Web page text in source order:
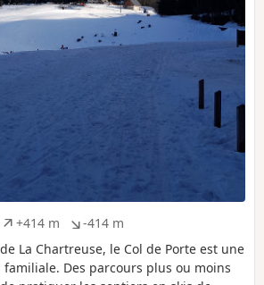
+414 m
D
é
n
-414 m
D
é
n
i
La Chartreuse, le Col de Porte est une
Des parcours plus ou moins